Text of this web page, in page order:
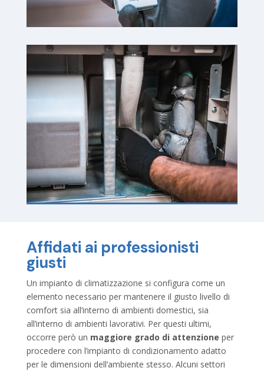
Affidati ai professionisti
giusti
Un impianto di climatizzazione si configura come un
elemento necessario per mantenere il giusto livello di
comfort sia all’interno di ambienti domestici, sia
all’interno di ambienti lavorativi. Per questi ultimi,
occorre però un maggiore grado di attenzione per
procedere con l’impianto di condizionamento adatto
per le dimensioni dell’ambiente stesso. Alcuni settori